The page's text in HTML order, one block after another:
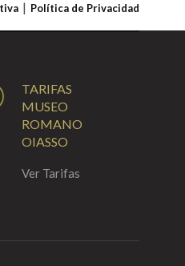
Política de Privacidad
TARIFAS
MUSEO
ROMANO
OIASSO
Ver Tarifas